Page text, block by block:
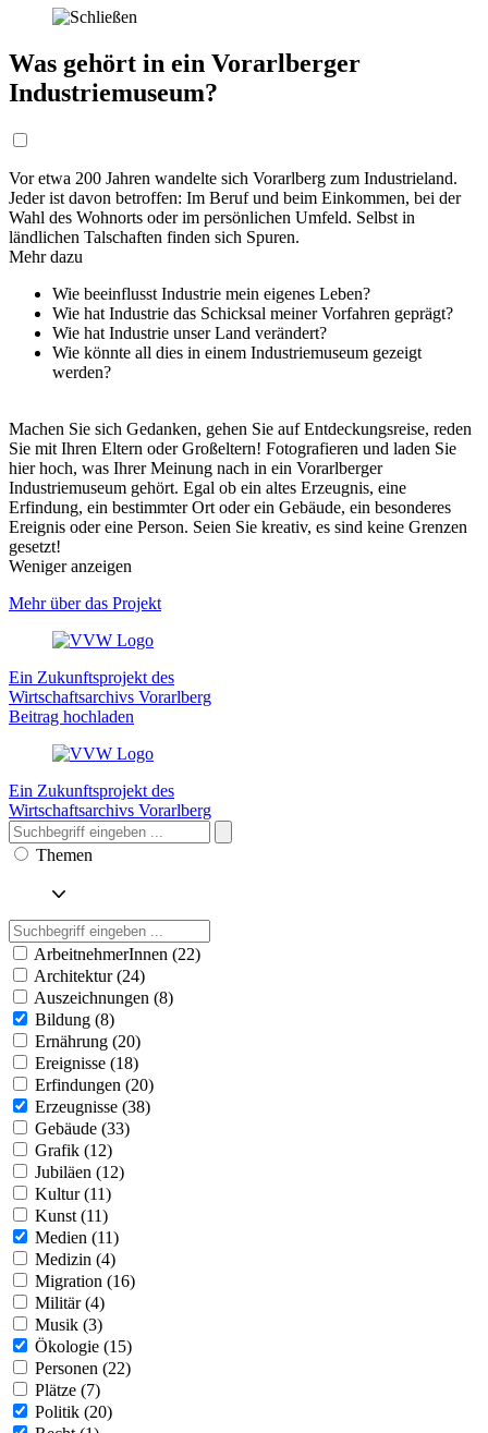
Was gehört in ein Vorarlberger
Industriemuseum?
Vor etwa 200 Jahren wandelte sich Vorarlberg zum Industrieland.
Jeder ist davon betroffen: Im Beruf und beim Einkommen, bei der
Wahl des Wohnorts oder im persönlichen Umfeld. Selbst in
ländlichen Talschaften finden sich Spuren.
Mehr dazu
Wie beeinflusst Industrie mein eigenes Leben?
Wie hat Industrie das Schicksal meiner Vorfahren geprägt?
Wie hat Industrie unser Land verändert?
Wie könnte all dies in einem Industriemuseum gezeigt
werden?
Machen Sie sich Gedanken, gehen Sie auf Entdeckungsreise, reden
Sie mit Ihren Eltern oder Großeltern! Fotografieren und laden Sie
hier hoch, was Ihrer Meinung nach in ein Vorarlberger
Industriemuseum gehört. Egal ob ein altes Erzeugnis, eine
Erfindung, ein bestimmter Ort oder ein Gebäude, ein besonderes
Ereignis oder eine Person. Seien Sie kreativ, es sind keine Grenzen
gesetzt!
Weniger anzeigen
Mehr über das Projekt
Ein Zukunftsprojekt des
Wirtschaftsarchivs Vorarlberg
Beitrag hochladen
Ein Zukunftsprojekt des
Wirtschaftsarchivs Vorarlberg
Themen
ArbeitnehmerInnen (22)
Architektur (24)
Auszeichnungen (8)
Bildung (8)
Ernährung (20)
Ereignisse (18)
Erfindungen (20)
Erzeugnisse (38)
Gebäude (33)
Grafik (12)
Jubiläen (12)
Kultur (11)
Kunst (11)
Medien (11)
Medizin (4)
Migration (16)
Militär (4)
Musik (3)
Ökologie (15)
Personen (22)
Plätze (7)
Politik (20)